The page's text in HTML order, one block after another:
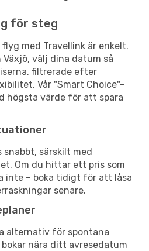
för steg
med Travellink är enkelt.
välj dina datum så
filtrerade efter
Vår "Smart Choice"-
högsta värde för att spara
snabbt, särskilt med
Om du hittar ett pris som
inte – boka tidigt för att låsa
senare.
alternativ för spontana
bokar nära ditt avresedatum